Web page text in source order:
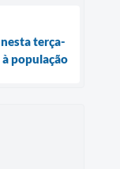
terça-
população